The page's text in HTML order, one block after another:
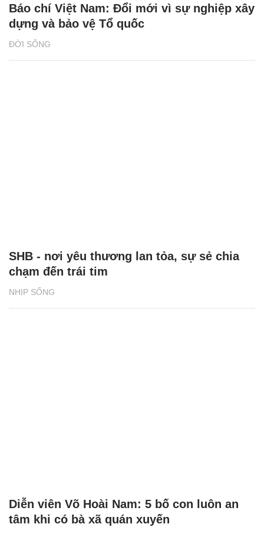
ĐỜI SỐNG
Báo chí Việt Nam: Đổi mới vì sự nghiệp xây
dựng và bảo vệ Tổ quốc
NHỊP SỐNG
SHB - nơi yêu thương lan tỏa, sự sẻ chia
chạm đến trái tim
Diễn viên Võ Hoài Nam: 5 bố con luôn an
tâm khi có bà xã quán xuyến